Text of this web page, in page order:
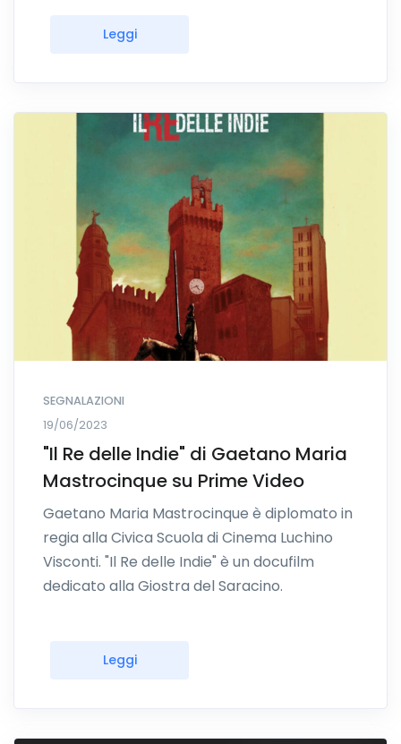
Leggi
SEGNALAZIONI
19/06/2023
"Il Re delle Indie" di Gaetano Maria
Mastrocinque su Prime Video
Gaetano Maria Mastrocinque è diplomato in
regia alla Civica Scuola di Cinema Luchino
Visconti. "Il Re delle Indie" è un docufilm
dedicato alla Giostra del Saracino.
Leggi